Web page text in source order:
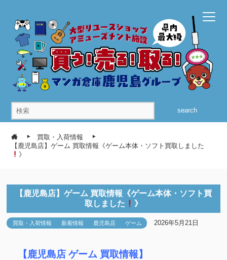
search
買取・入荷情報
【鹿児島店】ゲーム 買取情報《ゲーム本体・ソフト買取しました
》
【鹿児島店】ゲーム 買取情報《ゲーム本体・ソフト買
取しました
》
買取・入荷情報 新着情報 鹿児島店 ゲーム 2026年5月21日
【鹿児島店 ゲーム 買取情報】